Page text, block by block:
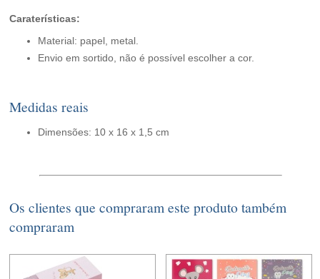
Caraterísticas:
Material: papel, metal.
Envio em sortido, não é possível escolher a cor.
Medidas reais
Dimensões: 10 x 16 x 1,5 cm
Os clientes que compraram este produto também
compraram